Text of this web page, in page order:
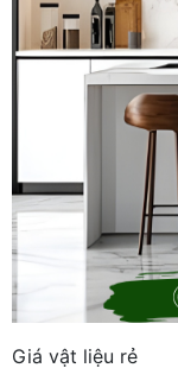
Giá vật liệu rẻ